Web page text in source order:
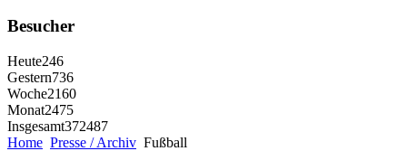
Besucher
Heute246
Gestern736
Woche2160
Monat2475
Insgesamt372487
Home Presse / Archiv Fußball